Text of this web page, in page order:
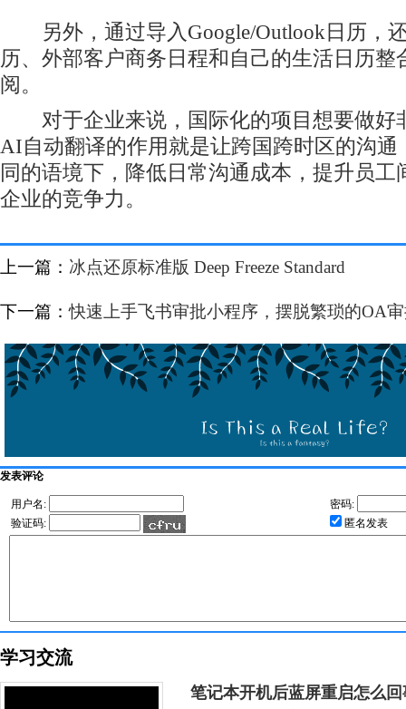
另外，通过导入Google/Outlook日历，
历、外部客户商务日程和自己的生活日历整
阅。
对于企业来说，国际化的项目想要做好
AI自动翻译的作用就是让跨国跨时区的沟通
同的语境下，降低日常沟通成本，提升员工
企业的竞争力。
上一篇： 冰点还原标准版 Deep Freeze Standard
下一篇：快速上手飞书审批小程序，摆脱繁琐的OA
发表评论
用户名:
密码:
验证码:
匿名发表
学习交流
笔记本开机后蓝屏重启怎么回